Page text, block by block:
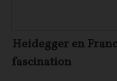
Heidegger en
fascination